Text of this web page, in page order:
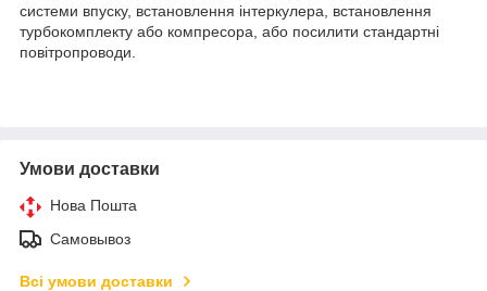
системи впуску, встановлення інтеркулера, встановлення
турбокомплекту або компресора, або посилити стандартні
повітропроводи.
Умови доставки
Нова Пошта
Самовывоз
Всі умови доставки